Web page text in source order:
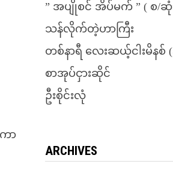
ာ
” အပျိုစင် အိပ်မက် ” ( စ/ဆုံ
သန်လိုက်တဲ့ဟာကြီး
တစ်နာရီ လေးဆယ့်ငါးမိန
စာအုပ်ငှားဆိုင်
ဦးစိုင်းလုံ
ARCHIVES